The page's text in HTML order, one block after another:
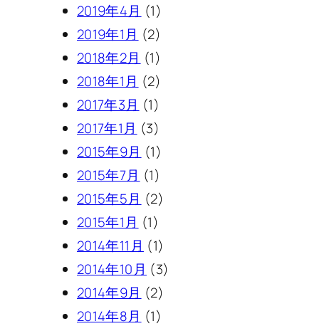
2019年4月 (1)
2019年1月 (2)
2018年2月 (1)
2018年1月 (2)
2017年3月 (1)
2017年1月 (3)
2015年9月 (1)
2015年7月 (1)
2015年5月 (2)
2015年1月 (1)
2014年11月 (1)
2014年10月 (3)
2014年9月 (2)
2014年8月 (1)